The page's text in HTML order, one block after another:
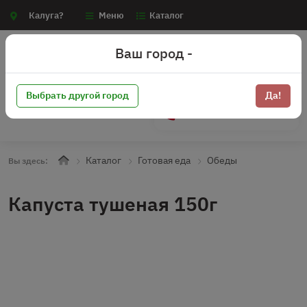
Калуга? Меню Каталог
Вы здесь: Каталог Готовая еда Обеды
Капуста тушеная 150г
Ваш город -
Выбрать другой город Да!